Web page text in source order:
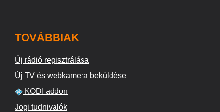
TOVÁBBIAK
Új rádió regisztrálása
Új TV és webkamera beküldése
KODI addon
Jogi tudnivalók